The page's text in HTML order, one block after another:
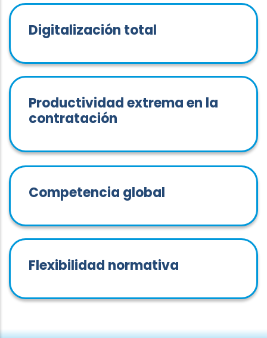
Digitalización total
Productividad extrema en la
contratación
Competencia global
Flexibilidad normativa